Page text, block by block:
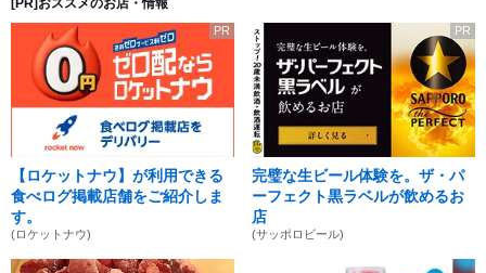
[PR]おススメのお店・情報
PR
【ロケットナウ】が利用できる
食べログ掲載店舗をご紹介しま
す。
(ロケットナウ)
PR
完璧な生ビール体験を。ザ・パ
ーフェクト黒ラベルが飲めるお
店
(サッポロビール)